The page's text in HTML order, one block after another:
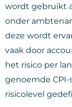
wordt gebruikt
onder
deze wordt
vaak door
het risico per
genoemde
risicolevel